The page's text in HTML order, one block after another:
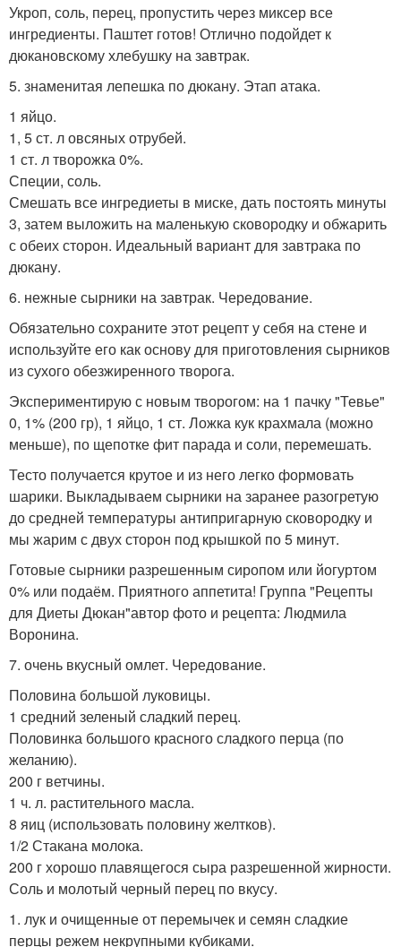
Укроп, соль, перец, пропустить через миксер все
ингредиенты. Паштет готов! Отлично подойдет к
дюкановскому хлебушку на завтрак.
5. знаменитая лепешка по дюкану. Этап атака.
1 яйцо.
1, 5 ст. л овсяных отрубей.
1 ст. л творожка 0%.
Специи, соль.
Смешать все ингредиеты в миске, дать постоять минуты
3, затем выложить на маленькую сковородку и обжарить
с обеих сторон. Идеальный вариант для завтрака по
дюкану.
6. нежные сырники на завтрак. Чередование.
Обязательно сохраните этот рецепт у себя на стене и
используйте его как основу для приготовления сырников
из сухого обезжиренного творога.
Экспериментирую с новым творогом: на 1 пачку "Тевье"
0, 1% (200 гр), 1 яйцо, 1 ст. Ложка кук крахмала (можно
меньше), по щепотке фит парада и соли, перемешать.
Тесто получается крутое и из него легко формовать
шарики. Выкладываем сырники на заранее разогретую
до средней температуры антипригарную сковородку и
мы жарим с двух сторон под крышкой по 5 минут.
Готовые сырники разрешенным сиропом или йогуртом
0% или подаём. Приятного аппетита! Группа "Рецепты
для Диеты Дюкан"автор фото и рецепта: Людмила
Воронина.
7. очень вкусный омлет. Чередование.
Половина большой луковицы.
1 средний зеленый сладкий перец.
Половинка большого красного сладкого перца (по
желанию).
200 г ветчины.
1 ч. л. растительного масла.
8 яиц (использовать половину желтков).
1/2 Стакана молока.
200 г хорошо плавящегося сыра разрешенной жирности.
Соль и молотый черный перец по вкусу.
1. лук и очищенные от перемычек и семян сладкие
перцы режем некрупными кубиками.